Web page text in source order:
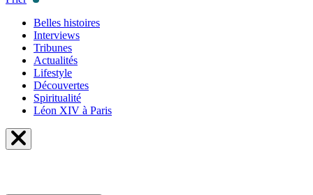
Belles histoires
Interviews
Tribunes
Actualités
Lifestyle
Découvertes
Spiritualité
Léon XIV à Paris